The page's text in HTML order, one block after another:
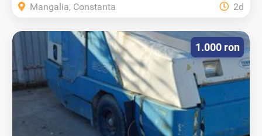
Mangalia, Constanta 2d
1.000 ron